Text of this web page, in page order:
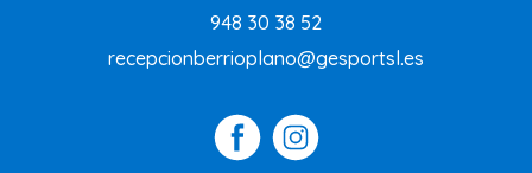
948 30 38 52
recepcionberrioplano@gesportsl.es